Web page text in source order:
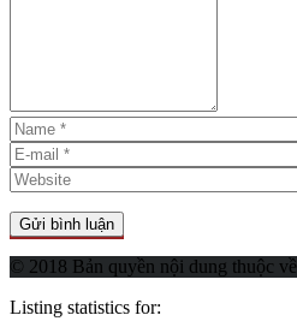
© 2018 Bản quyền nội dung thuộc về
Listing statistics for: